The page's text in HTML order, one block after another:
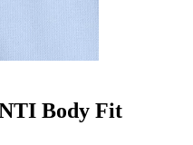
Body Fit